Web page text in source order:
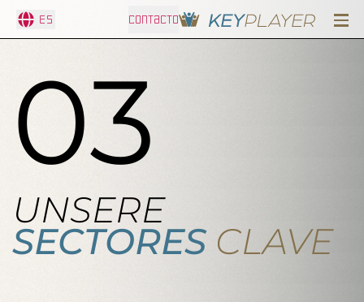
ES CONTACTO
03
UNSERE
SECTORESCLAVE